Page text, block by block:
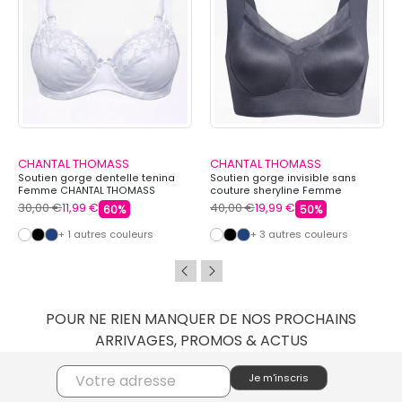
CHANTAL THOMASS
Soutien gorge dentelle tenina
Femme CHANTAL THOMASS
30,00 €11,99 € 60%
+ 1 autres couleurs
CHANTAL THOMASS
Soutien gorge invisible sans
couture sheryline Femme
CHANTAL THOMASS
40,00 €19,99 € 50%
+ 3 autres couleurs
POUR NE RIEN MANQUER DE NOS PROCHAINS
ARRIVAGES, PROMOS & ACTUS